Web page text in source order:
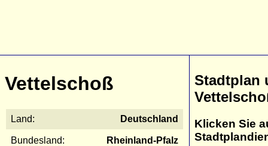
Vettelschoß
Land: Deutschland
Bundesland: Rheinland-Pfalz
Stadtplan
Klicken Sie